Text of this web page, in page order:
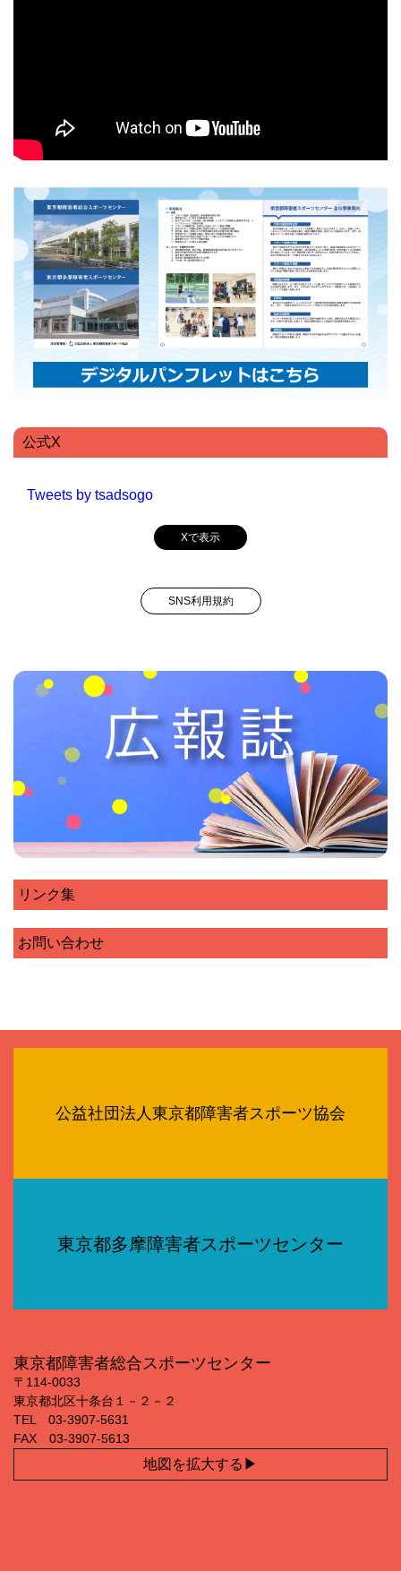
公式X
Tweets by tsadsogo
Xで表示
SNS利用規約
リンク集
お問い合わせ
公益社団法人東京都障害者スポーツ協会
東京都多摩障害者スポーツセンター
東京都障害者総合スポーツセンター
〒114‐0033
東京都北区十条台１－２－２
TEL 03‐3907‐5631
FAX 03‐3907‐5613
地図を拡大する